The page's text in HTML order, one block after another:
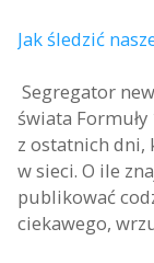
Jak śledzić
Segregator
świata
z ostatnich dni,
w sieci. O ile
publikować
ciekawego,